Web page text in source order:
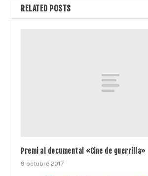
RELATED POSTS
Premi al documental «Cine de guerrilla»
9 octubre 2017